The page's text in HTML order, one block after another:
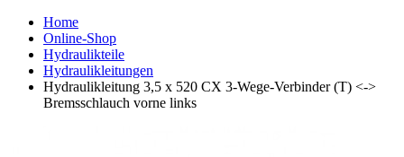
Home
Online-Shop
Hydraulikteile
Hydraulikleitungen
Hydraulikleitung 3,5 x 520 CX 3-Wege-Verbinder (T) <->
Bremsschlauch vorne links